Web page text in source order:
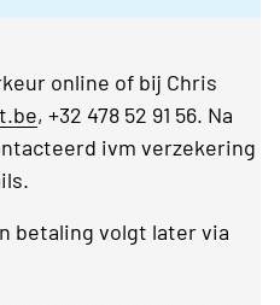
online of bij Chris
, +32 478 52 91 56. Na
ivm verzekering
betaling volgt later via